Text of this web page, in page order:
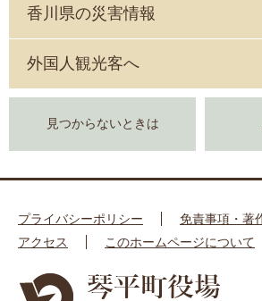
香川県の災害情報
外国人観光客へ
見つからないときは
プライバシーポリシー
免責事項・著
アクセス
このホームページについて